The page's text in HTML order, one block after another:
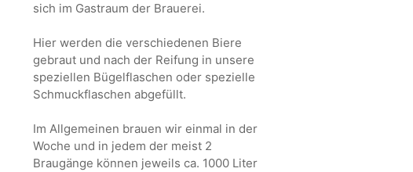
sich im Gastraum der Brauerei.
Hier werden die verschiedenen Biere
gebraut und nach der Reifung in unsere
speziellen Bügelflaschen oder spezielle
Schmuckflaschen abgefüllt.
Im Allgemeinen brauen wir einmal in der
Woche und in jedem der meist 2
Braugänge können jeweils ca. 1000 Liter